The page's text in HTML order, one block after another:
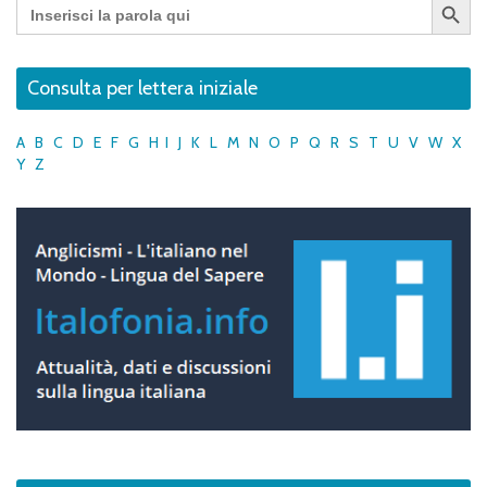
for:
Consulta per lettera iniziale
A B C D E F G H I J K L M N O P Q R S T U V W X
Y Z